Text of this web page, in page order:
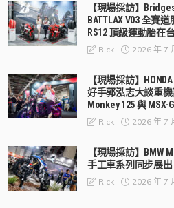
【現場採訪】
BATTLAX V03 全賽道
RS12 頂級運動胎在
Rick 2026 年 7
【現場採訪】
好手郭泓志大談重機
Monkey 125 與 MSX-
Rick 2026 年 7
【現場採訪】BMW
手工車系列同步展
Rick 2026 年 7